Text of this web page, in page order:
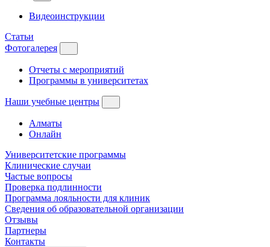
Видеоинструкции
Статьи
Фотогалерея
Отчеты с мероприятий
Программы в университетах
Наши учебные центры
Алматы
Онлайн
Университетские программы
Клинические случаи
Частые вопросы
Проверка подлинности
Программа лояльности для клиник
Сведения об образовательной организации
Отзывы
Партнеры
Контакты